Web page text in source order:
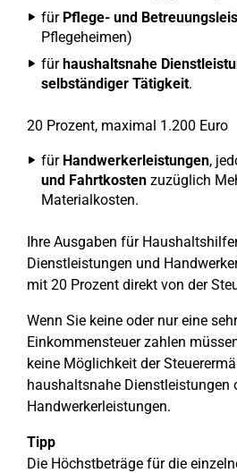
für Pflege- und
Pflegeheimen)
fürhaushaltsnahe
selbständiger Tätigkeit.
20 Prozent, maximal 1.200 Euro
für Handwerkerleistungen,
und Fahrtkosten zuzüglich
Materialkosten.
Ihre Ausgaben für
Dienstleistungen und
mit 20 Prozent direkt von der
Wenn Sie keine oder nur eine
Einkommensteuer zahlen
keine Möglichkeit der
haushaltsnahe Dienstleistungen
Handwerkerleistungen.
Tipp
Die Höchstbeträge für die